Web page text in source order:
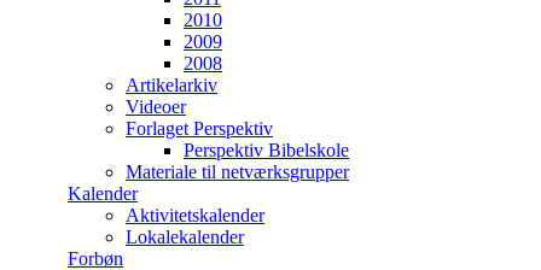
2010
2009
2008
Artikelarkiv
Videoer
Forlaget Perspektiv
Perspektiv Bibelskole
Materiale til netværksgrupper
Kalender
Aktivitetskalender
Lokalekalender
Forbøn